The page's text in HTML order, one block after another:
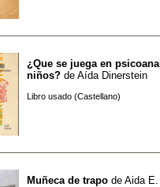
¿Que se juega en
niños? de Aída Dinerstein
Libro usado (Castellano)
Muñeca de trapo de Aida